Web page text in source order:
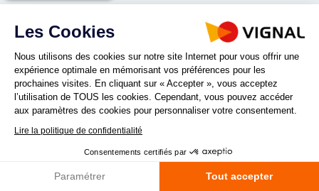
REF. 155080 Voir/cacher les autres références
Les Cookies
Nous utilisons des cookies sur notre site Internet pour vous offrir une
expérience optimale en mémorisant vos préférences pour les
prochaines visites. En cliquant sur « Accepter », vous acceptez
l’utilisation de TOUS les cookies. Cependant, vous pouvez accéder
aux paramètres des cookies pour personnaliser votre consentement.
Lire la politique de confidentialité
Consentements certifiés par
Paramétrer Tout accepter